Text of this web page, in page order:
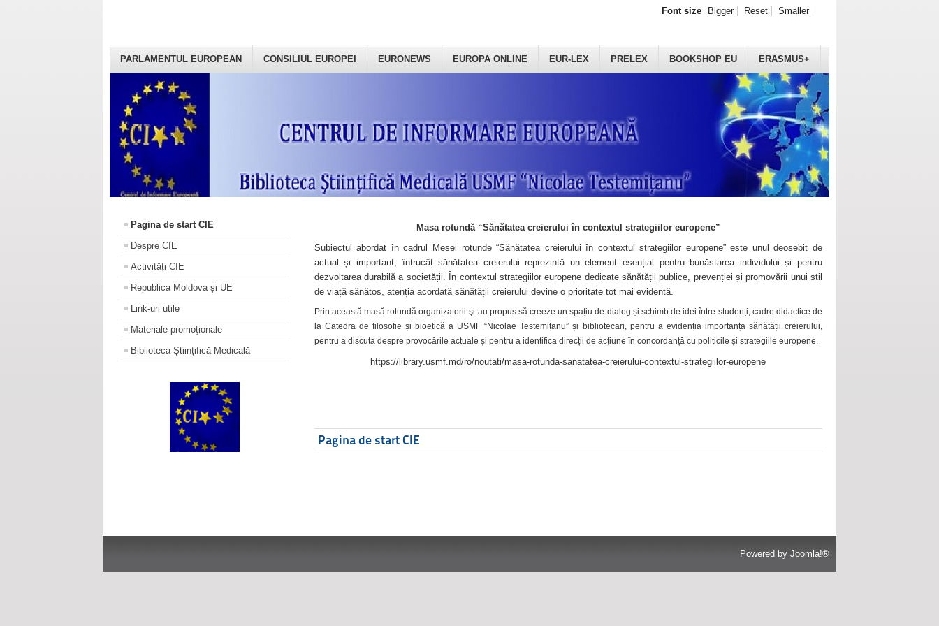
PARLAMENTUL EUROPEAN CONSILIUL EUROPEI EURONEWS EUROPA ONLINE EUR-LEX PRELEX BOOKSHOP EU ERASMUS+
Font size Bigger Reset Smaller
Pagina de start CIE
Despre CIE
Activități CIE
Republica Moldova și UE
Link-uri utile
Materiale promoţionale
Biblioteca Științifică Medicală
Masa rotundă “Sănătatea creierului în contextul strategiilor europene”
Subiectul abordat în cadrul Mesei rotunde “Sănătatea creierului în contextul strategiilor europene” este unul deosebit de
actual și important, întrucât sănătatea creierului reprezintă un element esențial pentru bunăstarea individului și pentru
dezvoltarea durabilă a societății. În contextul strategiilor europene dedicate sănătății publice, prevenției și promovării unui stil
de viață sănătos, atenția acordată sănătății creierului devine o prioritate tot mai evidentă.
Prin această masă rotundă organizatorii şi-au propus să creeze un spațiu de dialog și schimb de idei între studenți, cadre didactice de
la Catedra de filosofie și bioetică a USMF “Nicolae Testemițanu” și bibliotecari, pentru a evidenția importanța sănătății creierului,
pentru a discuta despre provocările actuale și pentru a identifica direcții de acțiune în concordanță cu politicile și strategiile europene.
https://library.usmf.md/ro/noutati/masa-rotunda-sanatatea-creierului-contextul-strategiilor-europene
Pagina de start CIE
Powered by Joomla!®